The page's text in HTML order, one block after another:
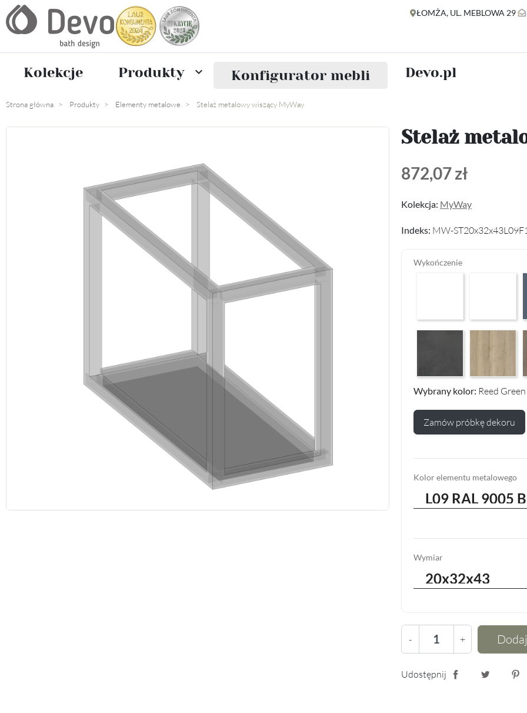
ŁOMŻA, UL. MEBLOWA 29
Kolekcje Produkty  Konfigurator mebli Devo.pl
Strona główna Produkty Elementy metalowe Stelaż metalowy wiszący MyWay
Stelaż
872,07 zł
Kolekcja: MyWay
Indeks: MW-
Wykończenie
Wybrany kolor: Reed
Zamów próbkę dekoru
Kolor elementu metalowego
Wymiar
- +
Udostępnij